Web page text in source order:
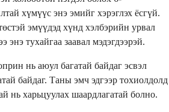
хүмүүс энэ эмийг хэрэглэх ёсгүй.
эмүүдэд хүнд хэлбэрийн урвал
энэ тухайгаа заавал мэдэгдээрэй.
нь аюул багатай байдаг эсвэл
байдаг. Таны эмч эдгээр тохиолдолд
нь харьцуулах шаардлагатай болно.